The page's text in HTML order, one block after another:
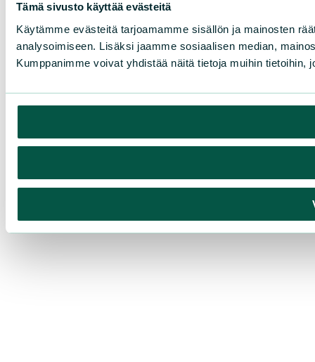
Tämä sivusto käyttää evästeitä
Käytämme evästeitä tarjoamamme sisällön ja mainosten
analysoimiseen. Lisäksi jaamme sosiaalisen median,
Kumppanimme voivat yhdistää näitä tietoja muihin tietoihin,